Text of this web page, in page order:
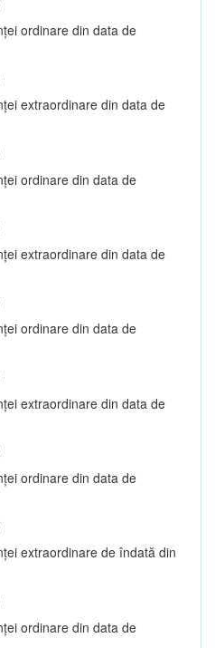
ordinare din data de
extraordinare din data de
ordinare din data de
extraordinare din data de
ordinare din data de
extraordinare din data de
ordinare din data de
extraordinare de îndată din
ordinare din data de